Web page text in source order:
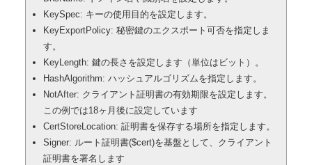
KeySpec: キーの使用目的を設定します。
KeyExportPolicy: 秘密鍵のエクスポート可否を指定しま
す。
KeyLength: 鍵の長さを設定します（単位はビット）。
HashAlgorithm: ハッシュアルゴリズムを指定します。
NotAfter: クライアント証明書の有効期限を設定します。
この例では18ヶ月後に設定しています
CertStoreLocation: 証明書を保存する場所を指定します。
Signer: ルート証明書($cert)を基盤として、クライアント
証明書を署名します